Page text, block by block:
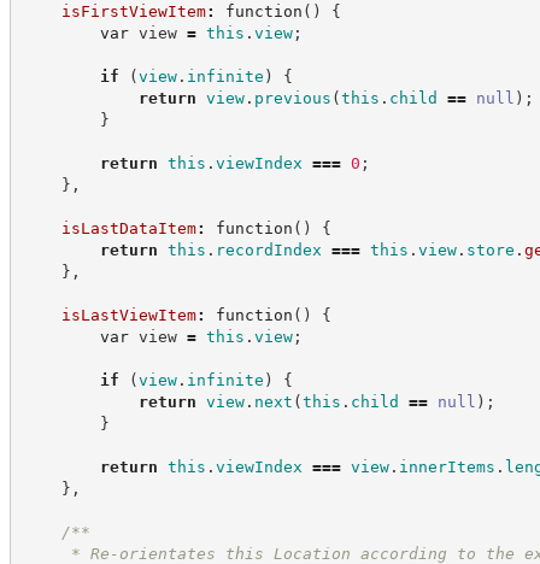
isFirstViewItem: function ( )
{
var view = this . view;
if (view. infinite )
{
return view. previous (this . child == null ) ;
}
return this . viewIndex === 0 ;
} ,
isLastDataItem: function ( )
{
return this . recordIndex === this . view. store .
} ,
isLastViewItem: function ( )
{
var view = this . view;
if (view. infinite )
{
return view. next (this . child == null ) ;
}
return this . viewIndex === view. innerItems .
} ,
/**
* Re-orientates this Location according to the